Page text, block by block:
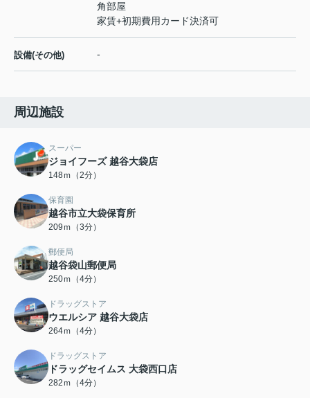
角部屋
家賃+初期費用カード決済可
設備(その他) -
周辺施設
スーパー
ジョイフーズ 越谷大袋店
148ｍ（2分）
保育園
越谷市立大袋保育所
209ｍ（3分）
郵便局
越谷袋山郵便局
250ｍ（4分）
ドラッグストア
ウエルシア 越谷大袋店
264ｍ（4分）
ドラッグストア
ドラッグセイムス 大袋西口店
282ｍ（4分）